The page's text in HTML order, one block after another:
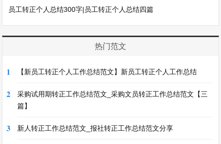
员工转正个人总结300字|员工转正个人总结四篇
热门范文
1 【新员工转正个人工作总结范文】新员工转正个人工作总结
2
采购试用期转正工作总结范文_采购文员转正工作总结范文【三
篇】
3 新人转正工作总结范文_报社转正工作总结范文分享